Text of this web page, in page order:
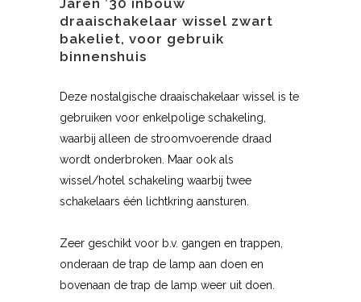
Jaren ’30 inbouw
draaischakelaar wissel zwart
bakeliet, voor gebruik
binnenshuis
Deze nostalgische draaischakelaar wissel is te
gebruiken voor enkelpolige schakeling,
waarbij alleen de stroomvoerende draad
wordt onderbroken. Maar ook als
wissel/hotel schakeling waarbij twee
schakelaars één lichtkring aansturen.
Zeer geschikt voor b.v. gangen en trappen,
onderaan de trap de lamp aan doen en
bovenaan de trap de lamp weer uit doen.